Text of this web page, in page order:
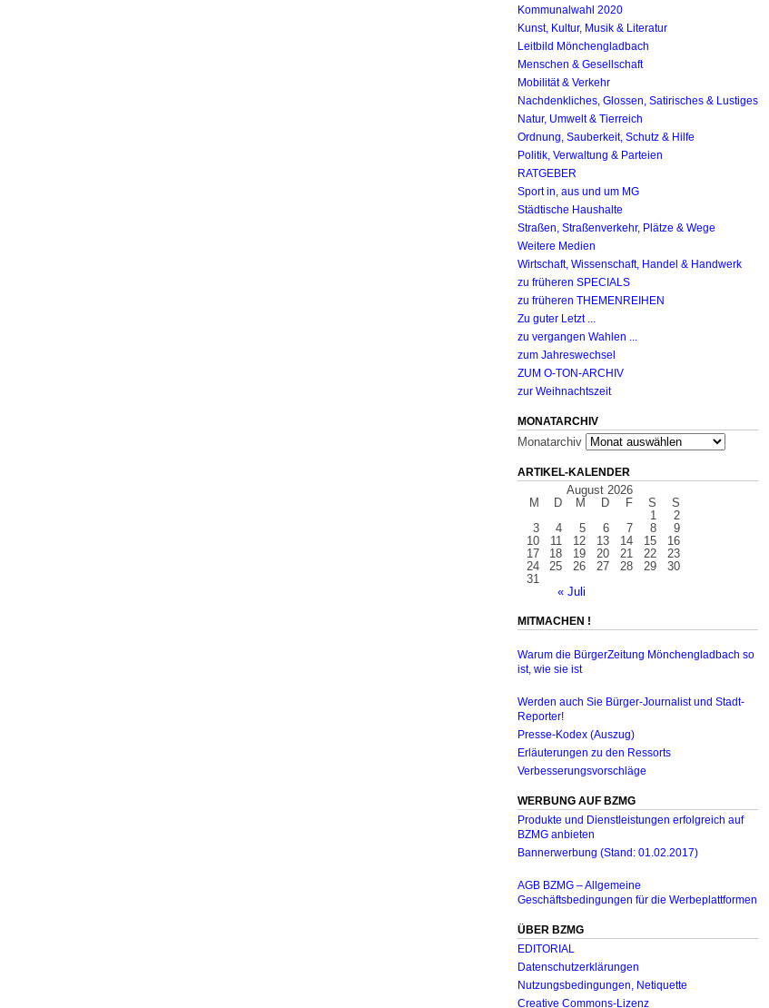
Kommunalwahl 2020
Kunst, Kultur, Musik & Literatur
Leitbild Mönchengladbach
Menschen & Gesellschaft
Mobilität & Verkehr
Nachdenkliches, Glossen, Satirisches & Lustiges
Natur, Umwelt & Tierreich
Ordnung, Sauberkeit, Schutz & Hilfe
Politik, Verwaltung & Parteien
RATGEBER
Sport in, aus und um MG
Städtische Haushalte
Straßen, Straßenverkehr, Plätze & Wege
Weitere Medien
Wirtschaft, Wissenschaft, Handel & Handwerk
zu früheren SPECIALS
zu früheren THEMENREIHEN
Zu guter Letzt ...
zu vergangen Wahlen ...
zum Jahreswechsel
ZUM O-TON-ARCHIV
zur Weihnachtszeit
MONATARCHIV
Monatarchiv
ARTIKEL-KALENDER
August 2026
M
D M D F S S
« Juli
1
2
3
4 5 6 7 8
9
10
11 12 13 14 15
16
17
18 19 20 21 22
23
24
25 26 27 28 29
30
31
MITMACHEN !
Warum die BürgerZeitung Mönchengladbach so
ist, wie sie ist
Werden auch Sie Bürger-Journalist und Stadt-
Reporter!
Presse-Kodex (Auszug)
Erläuterungen zu den Ressorts
Verbesserungsvorschläge
WERBUNG AUF BZMG
Produkte und Dienstleistungen erfolgreich auf
BZMG anbieten
Bannerwerbung (Stand: 01.02.2017)
AGB BZMG – Allgemeine
Geschäftsbedingungen für die Werbeplattformen
ÜBER BZMG
EDITORIAL
Datenschutzerklärungen
Nutzungsbedingungen, Netiquette
Creative Commons-Lizenz